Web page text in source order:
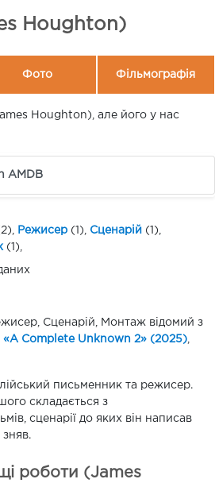
Houghton)
Фото Фільмографія
Houghton), але його у нас
AMDB
Режисер (1), Сценарій (1),
(1),
Сценарій, Монтаж відомий з
«A Complete Unknown 2» (2025)
письменник та режисер.
складається з
сценарії до яких він написав
зняв.
роботи (James